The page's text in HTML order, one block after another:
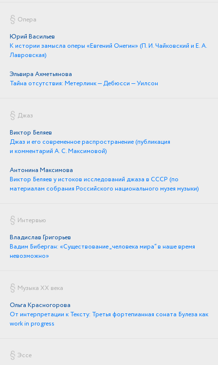
Опера
Юрий Васильев
К истории замысла оперы «Евгений Онегин» (П. И. Чайковский и E. А.
Лавровская)
Эльвира Ахметьянова
Тайна отсутствия: Метерлинк — Дебюсси — Уилсон
Джаз
Виктор Беляев
Джаз и его современное распространение (публикация
и комментарий А. С. Максимовой)
Антонина Максимова
Виктор Беляев у истоков исследований джаза в СССР (по
материалам собрания Российского национального музея музыки)
Интервью
Владислав Григорьев
Вадим Биберган: «Существование „человека мира“ в наше время
невозможно»
Музыка XX века
Ольга Красногорова
От интерпретации к Тексту: Третья фортепианная соната Булеза как
work in progress
Эссе